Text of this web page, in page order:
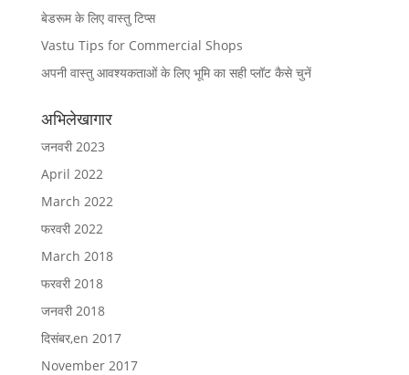
बेडरूम के लिए वास्तु टिप्स
Vastu Tips for Commercial Shops
अपनी वास्तु आवश्यकताओं के लिए भूमि का सही प्लॉट कैसे चुनें
अभिलेखागार
जनवरी 2023
April 2022
March 2022
फरवरी 2022
March 2018
फरवरी 2018
जनवरी 2018
दिसंबर,en 2017
November 2017